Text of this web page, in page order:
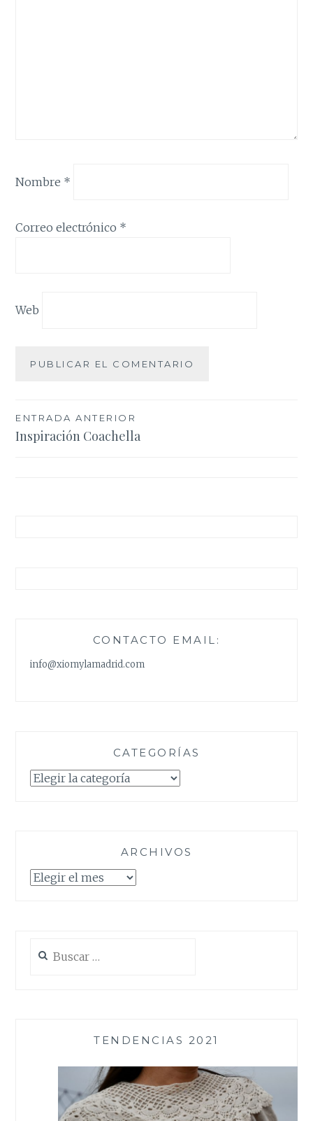
Nombre *
Correo electrónico *
Web
Navegación
de
ENTRADA ANTERIOR
Inspiración Coachella
CONTACTO EMAIL:
info@xiomylamadrid.com
CATEGORÍAS
Categorías
ARCHIVOS
Archivos
TENDENCIAS 2021